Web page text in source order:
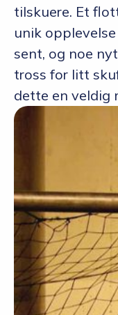
tilskuere. Et
unik
sent, og noe
tross for litt
dette en veldig